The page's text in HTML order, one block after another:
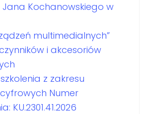
Jana Kochanowskiego w
multimedialnych”
i akcesoriów
z zakresu
Numer
KU.2301.41.2026